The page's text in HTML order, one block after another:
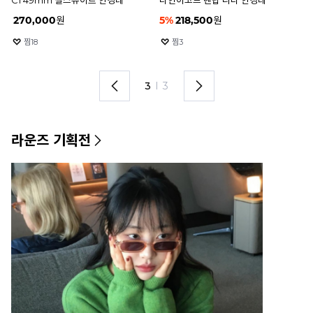
20% 589,600
찜18
298,000원
찜9
1 I 3
라운즈 기획전